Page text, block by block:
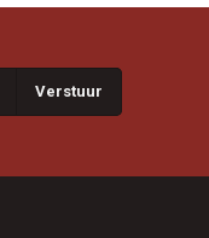
Verstuur